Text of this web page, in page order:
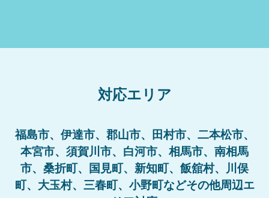
対応エリア
福島市、伊達市、郡山市、田村市、二本松市、
本宮市、須賀川市、白河市、相馬市、南相馬
市、桑折町、国見町、新知町、飯舘村、川俣
町、大玉村、三春町、小野町などその他周辺エ